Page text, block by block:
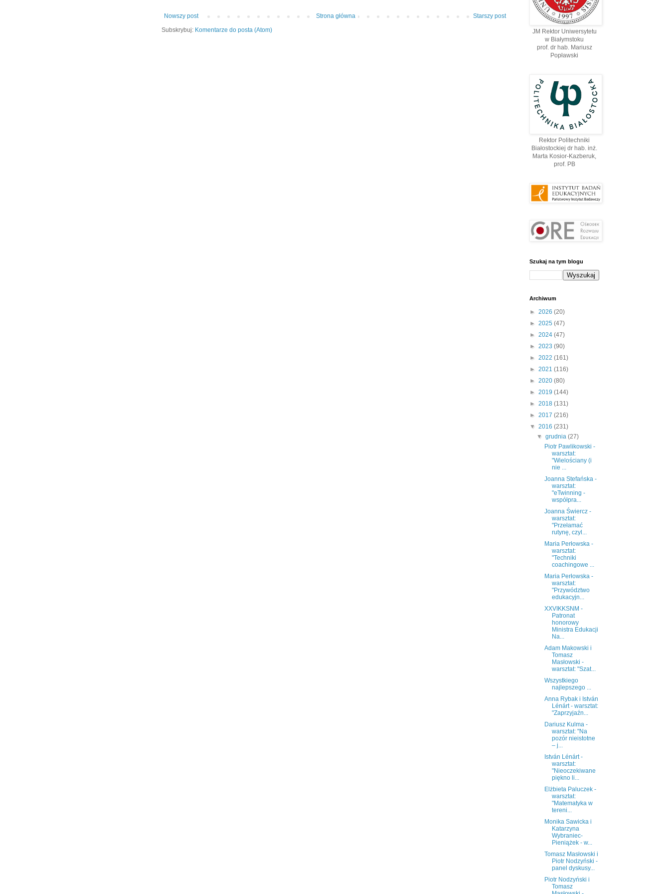
Nowszy post Starszy post
Strona główna
Subskrybuj: Komentarze do posta (Atom)
JM Rektor Uniwersytetu
w Białymstoku
prof. dr hab. Mariusz
Popławski
Rektor Politechniki
Białostockiej dr hab. inż.
Marta Kosior-Kazberuk,
prof. PВ
Szukaj na tym blogu
Archiwum
► 2026 (20)
► 2025 (47)
► 2024 (47)
► 2023 (90)
► 2022 (161)
► 2021 (116)
► 2020 (80)
► 2019 (144)
► 2018 (131)
► 2017 (216)
▼ 2016 (231)
▼grudnia(27)
Piotr Pawlikowski -
warsztat:
"Wielościany (i
nie ...
Joanna Stefańska -
warsztat:
"eTwinning -
współpra...
Joanna Świercz -
warsztat:
"Przełamać
rutynę, czyl...
Maria Perłowska -
warsztat:
"Techniki
coachingowe ...
Maria Perłowska -
warsztat:
"Przywództwo
edukacyjn...
XXVIKKSNM -
Patronat
honorowy
Ministra Edukacji
Na...
Adam Makowski i
Tomasz
Masłowski -
warsztat: "Szat...
Wszystkiego
najlepszego ...
Anna Rybak i István
Lénárt - warsztat:
"Zaprzyjaźn...
Dariusz Kulma -
warsztat: "Na
pozór nieistotne
– j...
István Lénárt -
warsztat:
"Nieoczekiwane
piękno li...
Elżbieta Paluczek -
warsztat:
"Matematyka w
tereni...
Monika Sawicka i
Katarzyna
Wybraniec-
Pieniążek - w...
Tomasz Masłowski i
Piotr Nodzyński -
panel dyskusy...
Piotr Nodzyński i
Tomasz